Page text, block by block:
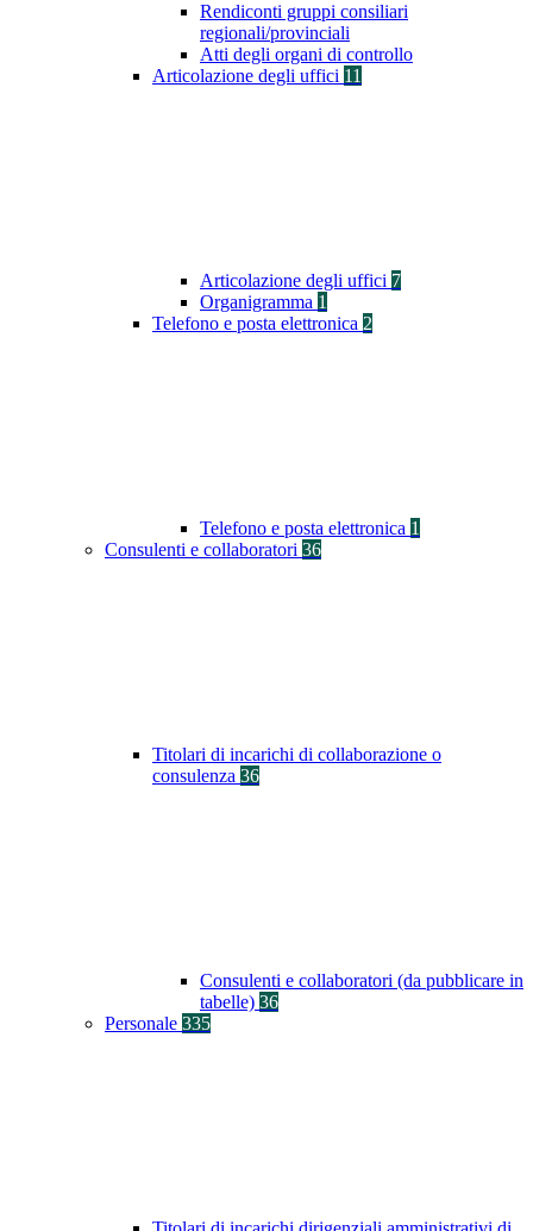
Rendiconti gruppi consiliari
regionali/provinciali
Atti degli organi di controllo
Articolazione degli uffici 11
Articolazione degli uffici 7
Organigramma 1
Telefono e posta elettronica 2
Telefono e posta elettronica 1
Consulenti e collaboratori 36
Titolari di incarichi di collaborazione o
consulenza 36
Consulenti e collaboratori (da pubblicare in
tabelle) 36
Personale 335